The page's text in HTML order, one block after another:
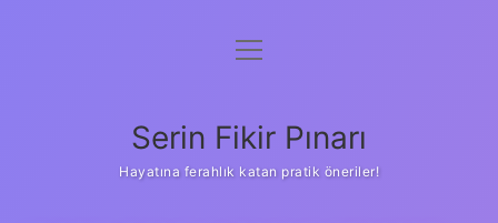
Gizlilik Politikası
Yasal Uyarı
menüyü
Serin Fikir Pınarı
Hayatına ferahlık katan pratik öneriler!